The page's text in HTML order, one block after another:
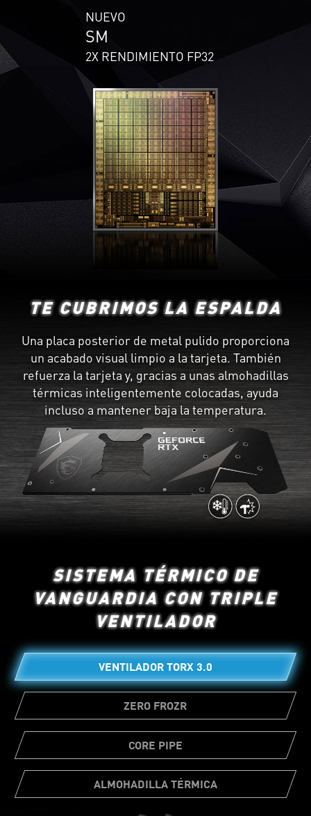
NUEVO
SM
2X RENDIMIENTO FP32
TE CUBRIMOS LA ESPALDA
Una placa posterior de metal pulido proporciona
un acabado visual limpio a la tarjeta. También
refuerza la tarjeta y, gracias a unas almohadillas
térmicas inteligentemente colocadas, ayuda
incluso a mantener baja la temperatura.
SISTEMA TÉRMICO DE
VANGUARDIA CON TRIPLE
VENTILADOR
VENTILADOR TORX 3.0
ZERO FROZR
CORE PIPE
ALMOHADILLA TÉRMICA